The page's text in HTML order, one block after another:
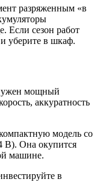
разряженным «в
Если сезон работ
и уберите в шкаф.
мощный
аккуратность
модель со
В). Она окупится
машине.
в